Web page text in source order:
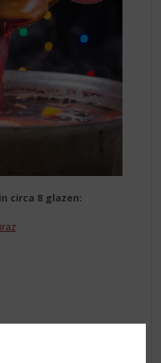
circa 8 glazen: